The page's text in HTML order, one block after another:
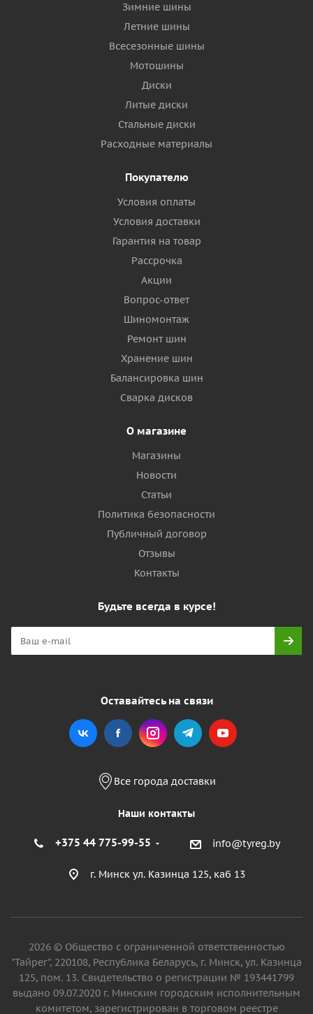
Зимние шины
Летние шины
Всесезонные шины
Мотошины
Диски
Литые диски
Стальные диски
Расходные материалы
Покупателю
Условия оплаты
Условия доставки
Гарантия на товар
Рассрочка
Акции
Вопрос-ответ
Шиномонтаж
Ремонт шин
Хранение шин
Балансировка шин
Сварка дисков
О магазине
Магазины
Новости
Статьи
Политика безопасности
Публичный договор
Отзывы
Контакты
Будьте всегда в курсе!
Оставайтесь на связи
Все города доставки
Наши контакты
+375 44 775-99-55 info@tyreg.by
г. Минск ул. Казинца 125, каб 13
2026 © Общество с ограниченной ответственностью
"Тайрег", 220108, Республика Беларусь, г. Минск, ул. Казинца
125, пом. 13. Свидетельство о регистрации № 193441799
выдано 09.07.2020 г. Минским городским исполнительным
комитетом, зарегистрирован в торговом реестре